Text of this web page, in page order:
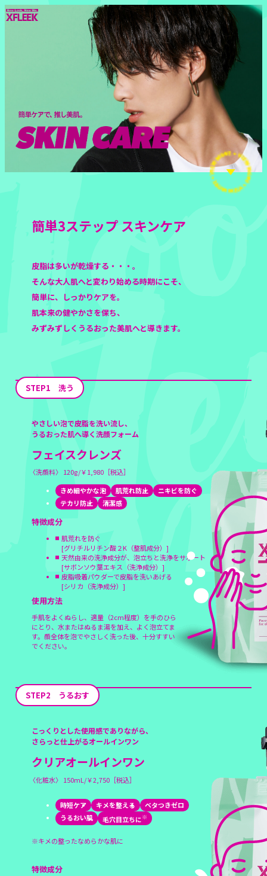
簡単3ステップ スキンケア
皮脂は多いが乾燥する・・・。
そんな大人肌へと変わり始める時期にこそ、
簡単に、しっかりケアを。
肌本来の健やかさを保ち、
みずみずしくうるおった美肌へと導きます。
STEP1 洗う
やさしい泡で皮脂を洗い流し、
うるおった肌へ導く洗顔フォーム
フェイスクレンズ
〈洗顔料〉 120g/￥1,980［税込］
きめ細やかな泡
肌荒れ防止
ニキビを防ぐ
テカリ防止
清潔感
特徴成分
肌荒れを防ぐ
[グリチルリチン酸２K（整肌成分）]
天然由来の洗浄成分が、泡立ちと洗浄をサポート
[サボンソウ葉エキス（洗浄成分）]
皮脂吸着パウダーで皮脂を洗いあげる
[シリカ（洗浄成分）]
使用方法
手肌をよくぬらし、適量（2cm程度）を手のひら
にとり、 水またはぬるま湯を加え、よく泡立てま
す。 顔全体を泡でやさしく洗った後、十分すすい
でください。
STEP2 うるおす
こっくりとした使用感でありながら、
さらっと仕上がるオールインワン
クリアオールインワン
〈化粧水〉 150mL/￥2,750［税込］
時短ケア キメを整える
ベタつきゼロ
うるおい肌
毛穴目立ちに※
※キメの整ったなめらかな肌に
特徴成分